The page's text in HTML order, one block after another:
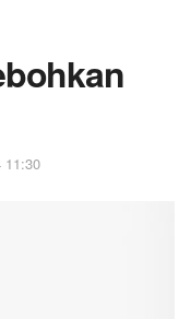
11:30